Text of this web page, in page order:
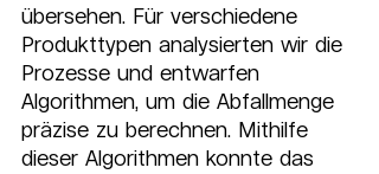
übersehen. Für verschiedene
Produkttypen analysierten wir die
Prozesse und entwarfen
Algorithmen, um die Abfallmenge
präzise zu berechnen. Mithilfe
dieser Algorithmen konnte das